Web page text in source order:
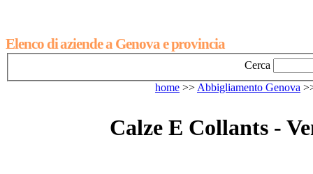
Elenco di aziende a Genova e provincia
Cerca
home >> Abbigliamento Genova
Calze E Collants -